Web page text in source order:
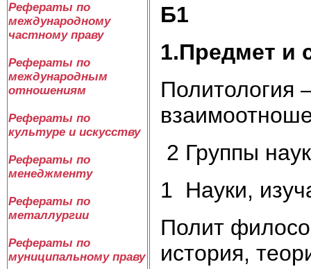
Рефераты по
международному
частному праву
Рефераты по
международным
отношениям
Рефераты по
культуре и искусству
Рефераты по
менеджменту
Рефераты по
металлургии
Рефераты по
муниципальному праву
Б1
1.Предмет и
Политология
2 Группы
1 Науки,
Полит
история,